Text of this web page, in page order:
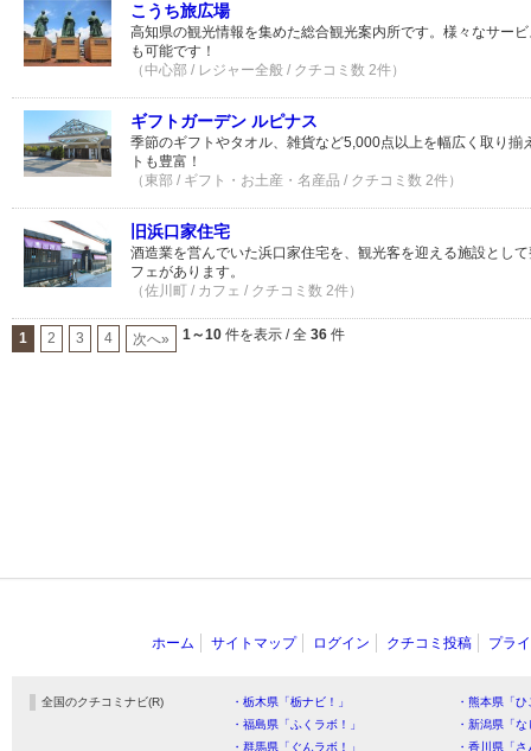
こうち旅広場
高知県の観光情報を集めた総合観光案内所です。様々なサー
も可能です！
（中心部 / レジャー全般 / クチコミ数 2件）
ギフトガーデン ルピナス
季節のギフトやタオル、雑貨など5,000点以上を幅広く取り揃
トも豊富！
（東部 / ギフト・お土産・名産品 / クチコミ数 2件）
旧浜口家住宅
酒造業を営んでいた浜口家住宅を、観光客を迎える施設とし
フェがあります。
（佐川町 / カフェ / クチコミ数 2件）
1 2 3 4 次へ» 1～10 件を表示 / 全 36 件
ホーム サイトマップ ログイン クチコミ投稿 プラ
全国のクチコミナビ(R) ・栃木県「栃ナビ！」
・熊本県「
・福島県「ふくラボ！」
・新潟県「
・群馬県「ぐんラボ！」
・香川県「